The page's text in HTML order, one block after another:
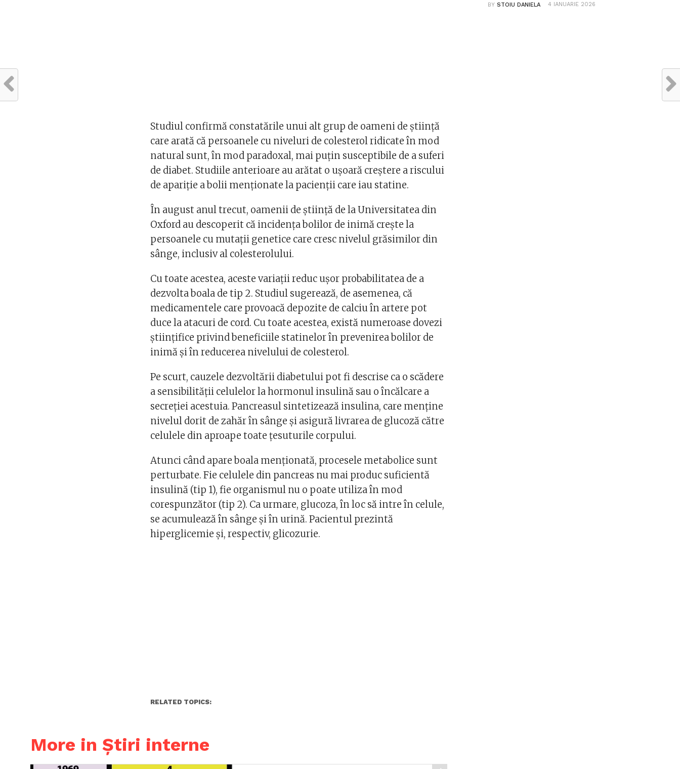
Studiul confirmă constatările unui alt grup de oameni de știință
care arată că persoanele cu niveluri de colesterol ridicate în mod
natural sunt, în mod paradoxal, mai puțin susceptibile de a suferi
de diabet. Studiile anterioare au arătat o ușoară creștere a riscului
de apariție a bolii menționate la pacienții care iau statine.
În august anul trecut, oamenii de știință de la Universitatea din
Oxford au descoperit că incidența bolilor de inimă crește la
persoanele cu mutații genetice care cresc nivelul grăsimilor din
sânge, inclusiv al colesterolului.
Cu toate acestea, aceste variații reduc ușor probabilitatea de a
dezvolta boala de tip 2. Studiul sugerează, de asemenea, că
medicamentele care provoacă depozite de calciu în artere pot
duce la atacuri de cord. Cu toate acestea, există numeroase dovezi
științifice privind beneficiile statinelor în prevenirea bolilor de
inimă și în reducerea nivelului de colesterol.
Pe scurt, cauzele dezvoltării diabetului pot fi descrise ca o scădere
a sensibilității celulelor la hormonul insulină sau o încălcare a
secreției acestuia. Pancreasul sintetizează insulina, care menține
nivelul dorit de zahăr în sânge și asigură livrarea de glucoză către
celulele din aproape toate țesuturile corpului.
Atunci când apare boala menționată, procesele metabolice sunt
perturbate. Fie celulele din pancreas nu mai produc suficientă
insulină (tip 1), fie organismul nu o poate utiliza în mod
corespunzător (tip 2). Ca urmare, glucoza, în loc să intre în celule,
se acumulează în sânge și în urină. Pacientul prezintă
hiperglicemie și, respectiv, glicozurie.
RELATED TOPICS:
More in Știri interne
BYSTOIU DANIELA 4 IANUARIE 2026